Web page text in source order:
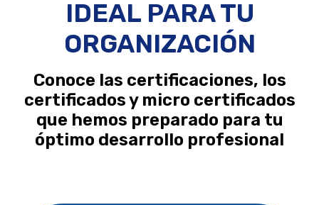
IDEAL PARA TU
ORGANIZACIÓN
Conoce las certificaciones, los
certificados y micro certificados
que hemos preparado para tu
óptimo desarrollo profesional